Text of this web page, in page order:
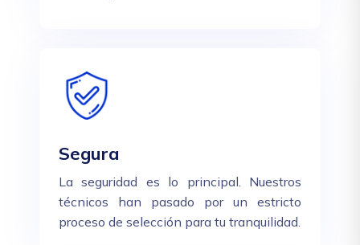
Segura
La seguridad es lo principal. Nuestros
técnicos han pasado por un estricto
proceso de selección para tu tranquilidad.